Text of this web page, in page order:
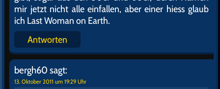
mir jetzt nicht alle einfallen, aber einer hiess glaub
ich Last Woman on Earth.
Antworten
bergh60 sagt:
13. Oktober 2011 um 19:29 Uhr